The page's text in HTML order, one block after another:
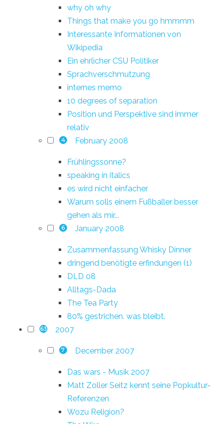
why oh why
Things that make you go hmmmm
Interessante Informationen von
Wikipedia
Ein ehrlicher CSU Politiker
Sprachverschmutzung
internes memo
10 degrees of separation
Position und Perspektive sind immer
relativ
4 February 2008
Frühlingssonne?
speaking in italics
es wird nicht einfacher
Warum solls einem Fußballer besser
gehen als mir...
6 January 2008
Zusammenfassung Whisky Dinner
dringend benötigte erfindungen (1)
DLD 08
Alltags-Dada
The Tea Party
80% gestrichen. was bleibt.
63 2007
7 December 2007
Das wars - Musik 2007
Matt Zoller Seitz kennt seine Popkultur-
Referenzen
Wozu Religion?